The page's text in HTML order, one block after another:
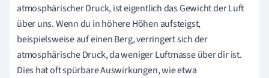
atmosphärischer Druck, ist eigentlich das Gewicht der Luft
über uns. Wenn du in höhere Höhen aufsteigst,
beispielsweise auf einen Berg, verringert sich der
atmosphärische Druck, da weniger Luftmasse über dir ist.
Dies hat oft spürbare Auswirkungen, wie etwa